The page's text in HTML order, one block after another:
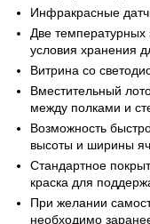
Инфракрасные
Две
условия хранения
Витрина со
Вместительный
между полками и
Возможность
высоты и ширины
Стандартное
краска для
При желании
необходимо